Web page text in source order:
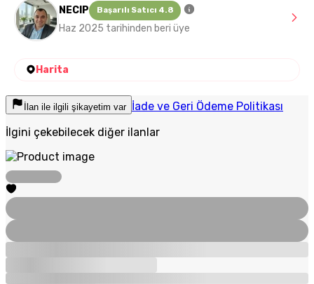
NECIP Başarılı Satıcı 4.8
Haz 2025 tarihinden beri üye
Harita
İlan ile ilgili şikayetim var İade ve Geri Ödeme Politikası
İlgini çekebilecek diğer ilanlar